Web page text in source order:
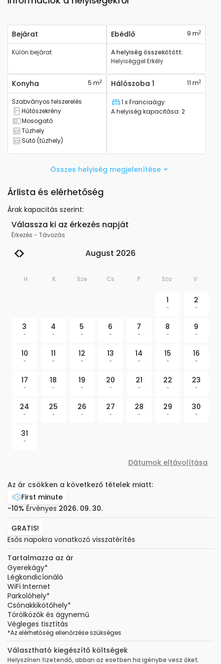
Bejárat
Külön bejárat
Ebédlő 9 m2
A helyiség összekötött:
Helyiséggel Erkély
Konyha 5 m2
Szabványos felszerelés
Hűtőszekrénnyel rendelkezik
Hűtőszekrény
mosógatóval rendelkezik
Mosogató
Tűzhellyel rendelkezik
Tűzhely
Sütővel rendelkezik
Sütő (tűzhely)
Hálószoba 1 11 m2
Ágy1 x Franciaágy
A helyiség kapacitása: 2
Összes helyiség megjelenítése
Árlista és elérhetőség
Árak kapacitás szerint:
Válassza ki az érkezés napját
Érkezés - Távozás
August 2026
H K Sze Cs P Szo V
1
-
2
-
3
-
4
-
5
-
6
-
7
-
8
-
9
-
10
-
11
-
12
-
13
-
14
-
15
-
16
-
17
-
18
-
19
-
20
-
21
-
22
-
23
-
24
-
25
-
26
-
27
-
28
-
29
-
30
-
31
-
Dátumok eltávolítása
Az ár csökken a következő tételek miatt:
First minute
-10% Érvényes 2026. 09. 30.
GRATIS!
Esős napokra vonatkozó visszatérítés
Tartalmazza az ár
Gyerekágy*
Légkondicíonáló
WiFi Internet
Parkolóhely*
Csónakkikötőhely*
Törölközők és ágynemű
Végleges tisztítás
*Az elérhetőség ellenőrzése szükséges
Választható kiegészítő költségek
Helyszínen fizetendő, abban az esetben ha igénybe vesz őket.